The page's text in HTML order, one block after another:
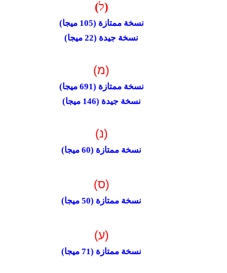
(ל)
نسخة ممتازة (105
ميجا)
نسخة جيدة (22 ميجا)
(מ)
نسخة ممتازة (691 ميجا)
نسخة جيدة (146 ميجا)
(נ)
نسخة ممتازة (60 ميجا)
(ס)
نسخة ممتازة (50 ميجا)
(ע)
نسخة ممتازة (71 ميجا)